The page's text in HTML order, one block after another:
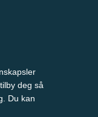
deg så
Du kan